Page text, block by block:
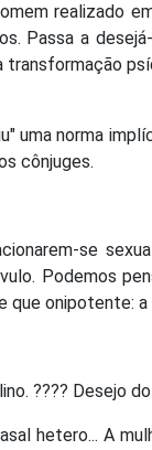
realizado
Passa a
transformação
uma norma
cônjuges.
se
Podemos
onipotente:
???? Desejo
hetero... A